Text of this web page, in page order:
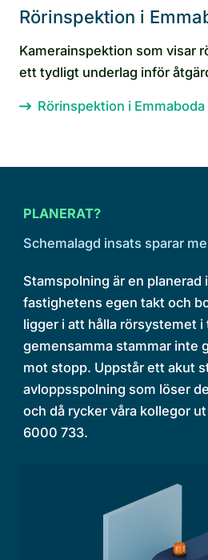
Rörinspektion i
Kamerainspektion som visar
ett tydligt underlag inför
Rörinspektion i Emmaboda
PLANERAT?
Schemalagd insats sparar
Stamspolning är en planerad
fastighetens egen takt och
ligger i att hålla rörsystemet i
gemensamma stammar inte
mot stopp. Uppstår ett akut
avloppsspolning som löser
och då rycker våra kollegor
6000 733.